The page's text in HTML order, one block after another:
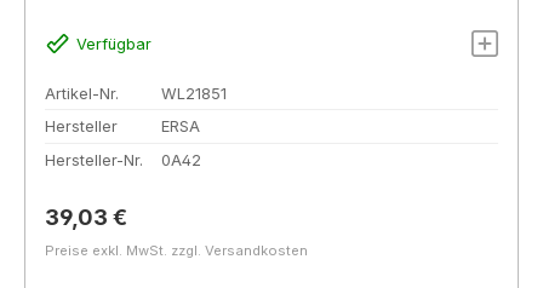
Verfügbar
Artikel-Nr.
WL21851
Hersteller
ERSA
Hersteller-Nr.
0A42
Regulärer Preis:
39,03 €
Preise exkl. MwSt. zzgl. Versandkosten